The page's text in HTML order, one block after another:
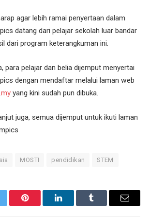
agar lebih ramai penyertaan dalam
datang dari pelajar sekolah luar bandar
dari program keterangkuman ini.
para pelajar dan belia dijemput menyertai
dengan mendaftar melalui laman web
yang kini sudah pun dibuka.
juga, semua dijemput untuk ikuti laman
MOSTI pendidikan STEM
Pinterest LinkedInTumblr Email